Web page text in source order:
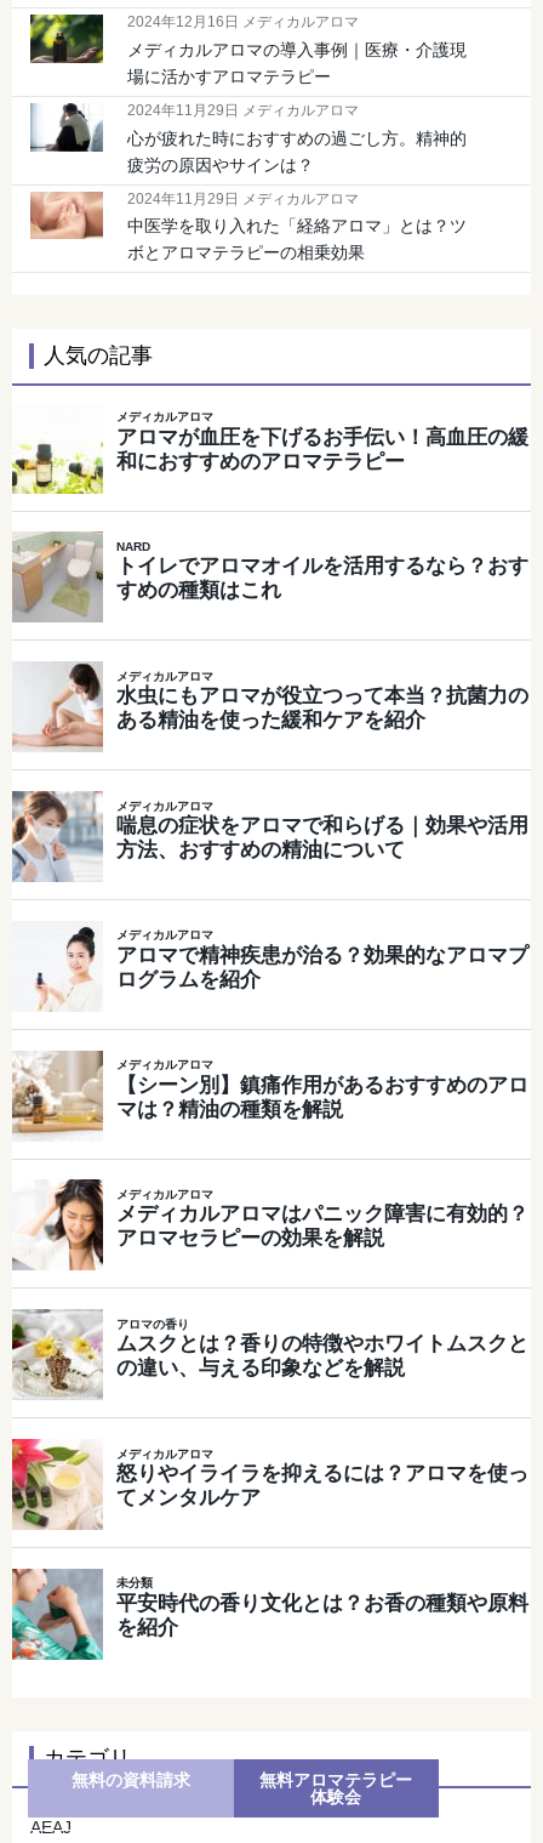
2024年12月16日 メディカルアロマ
メディカルアロマの導入事例｜医療・介護現
場に活かすアロマテラピー
2024年11月29日 メディカルアロマ
心が疲れた時におすすめの過ごし方。精神的
疲労の原因やサインは？
2024年11月29日 メディカルアロマ
中医学を取り入れた「経絡アロマ」とは？ツ
ボとアロマテラピーの相乗効果
人気の記事
カテゴリ
AEAJ
無料の資料請求
無料アロマテラピー
体験会